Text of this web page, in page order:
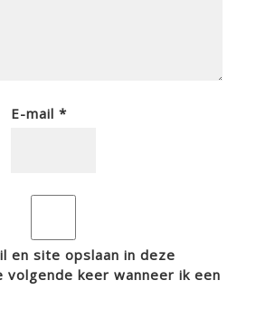
E-mail *
en site opslaan in deze
keer wanneer ik een